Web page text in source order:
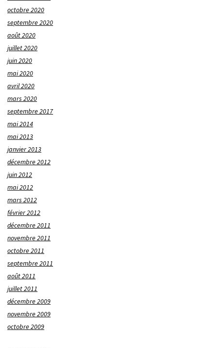
octobre 2020
septembre 2020
août 2020
juillet 2020
juin 2020
mai 2020
avril 2020
mars 2020
septembre 2017
mai 2014
mai 2013
janvier 2013
décembre 2012
juin 2012
mai 2012
mars 2012
février 2012
décembre 2011
novembre 2011
octobre 2011
septembre 2011
août 2011
juillet 2011
décembre 2009
novembre 2009
octobre 2009